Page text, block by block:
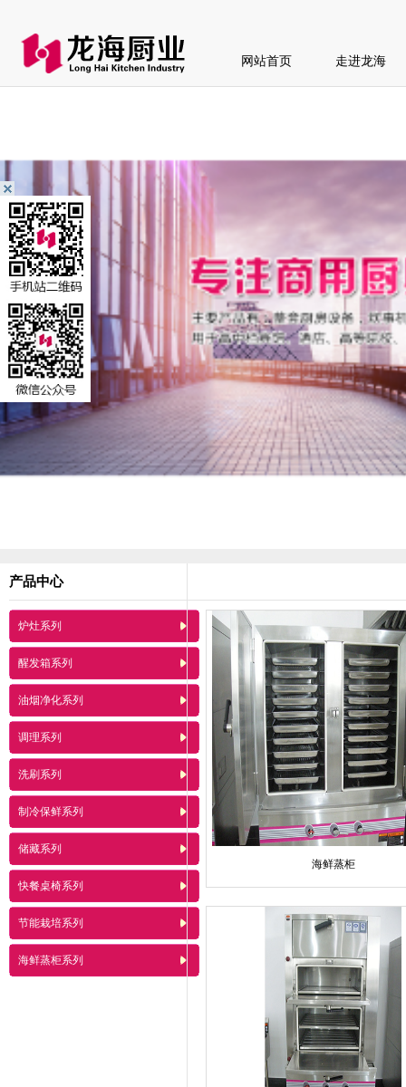
网站首页 走进龙海
产品中心
炉灶系列
醒发箱系列
油烟净化系列
调理系列
洗刷系列
制冷保鲜系列
储藏系列
快餐桌椅系列
节能栽培系列
海鲜蒸柜系列
海鲜蒸柜